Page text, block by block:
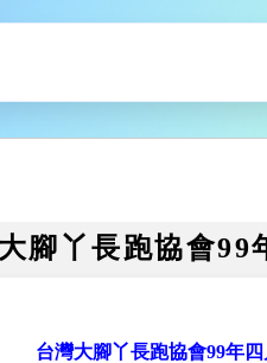
腳丫長跑協會99
台灣大腳丫長跑協會99年